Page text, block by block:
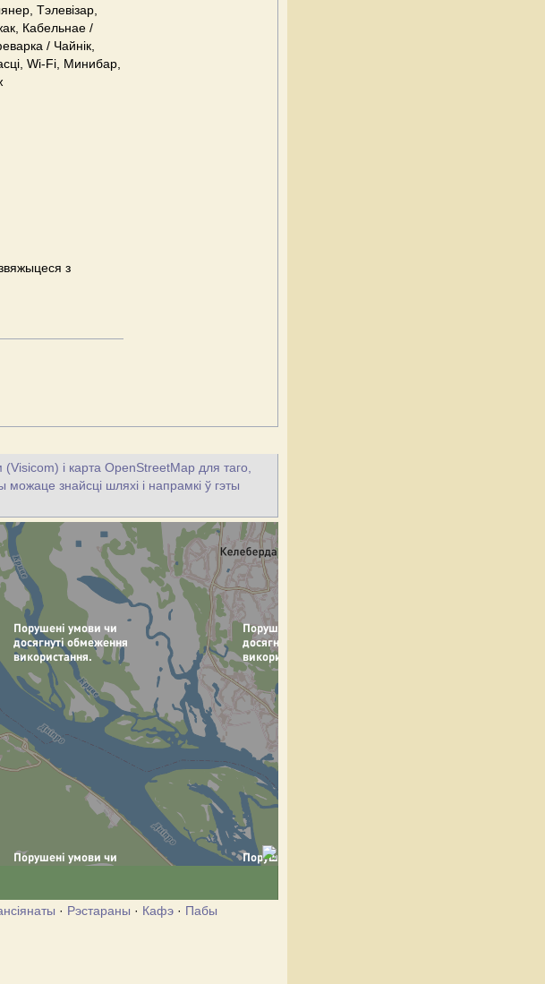
Тэлевізар,
Кабельнае /
/ Чайнік,
Wi-Fi, Минибар,
з
і карта OpenStreetMap для таго,
можаце знайсці шляхі і напрамкі ў гэты
· Рэстараны · Кафэ· Пабы